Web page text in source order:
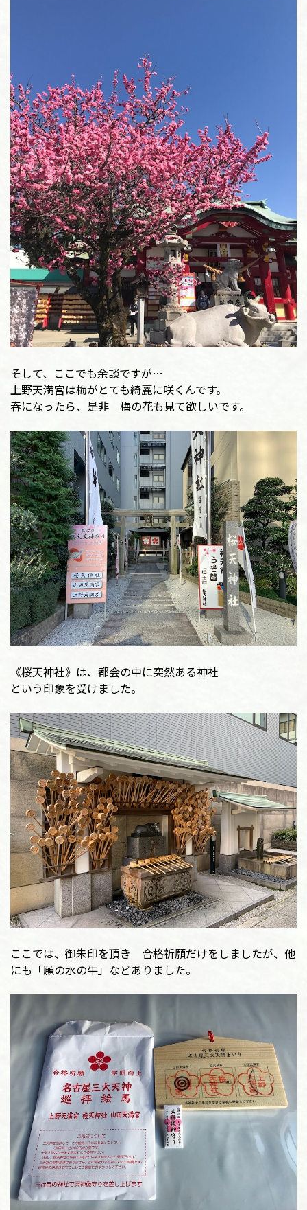
そして、ここでも余談ですが…
上野天満宮は梅がとても綺麗に咲くんです。
春になったら、是非 梅の花も見て欲しいです。
《桜天神社》は、都会の中に突然ある神社
という印象を受けました。
ここでは、御朱印を頂き 合格祈願だけをしましたが、他
にも「願の水の牛」などありました。